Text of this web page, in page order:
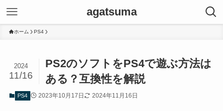
agatsuma
ホーム PS4
PS2のソフトをPS4で遊ぶ方法は
ある？互換性を解説
2024
11/16
PS4 2023年10月17日 2024年11月16日